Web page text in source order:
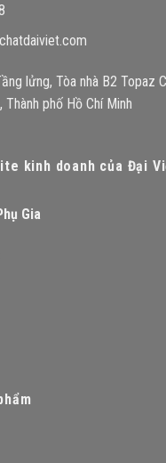
lửng, Tòa nhà B2 Topaz
Thành phố Hồ Chí Minh
kinh doanh của Đại
Gia